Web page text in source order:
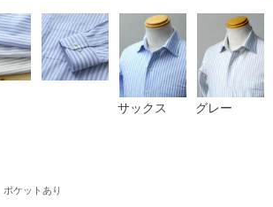
サックス グレー
ポケットあり